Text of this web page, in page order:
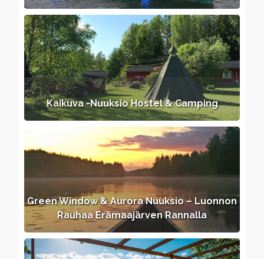
Kaikuva -Nuuksio Hostel & Camping
Green Window & Aurora Nuuksio – Luonnon
Rauhaa Erämaajärven Rannalla